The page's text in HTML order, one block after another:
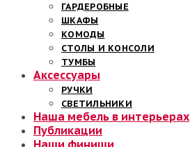
ГАРДЕРОБНЫЕ
ШКАФЫ
КОМОДЫ
СТОЛЫ И КОНСОЛИ
ТУМБЫ
Аксессуары
РУЧКИ
СВЕТИЛЬНИКИ
Наша мебель в интерьерах
Публикации